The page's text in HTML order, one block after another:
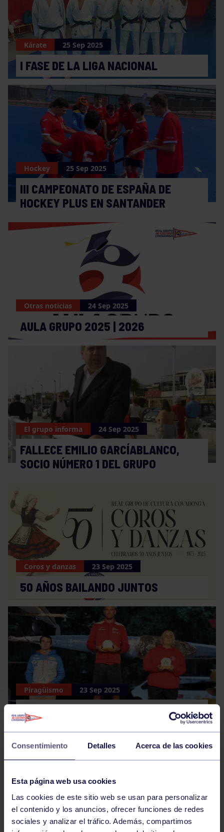
Consentimiento Detalles Acerca de las cookies
Esta página web usa cookies
Las cookies de este sitio web se usan para personalizar
el contenido y los anuncios, ofrecer funciones de redes
sociales y analizar el tráfico. Además, compartimos
Kárate 25 Sep 2025
I FASE DE LA LIGA NACIONAL
Hockey 25 Sep 2025
III CAMPEONATO DE ESPAÑA DE
HOCKEY PLUS EN SANTANDER
Otras noticias 24 Sep 2025
AULA GRUPO 2025 | 2026
El grupo informa 24 Sep 2025
FALLECE EMILIO GARCÍABLANCO,
SOCIO NÚMERO 1 DEL GRUPO
Coros y danzas 23 Sep 2025
50 AÑOS BAILANDO JUNTOS
Piragüismo 23 Sep 2025
51º DESCENSO LOS XIRONINOS, LES
XIRONINES Y VIEJAS GLORIAS
Bolos 22 Sep 2025